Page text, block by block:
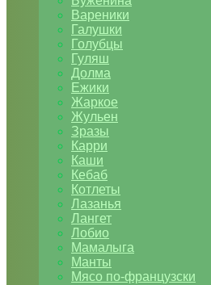
Вареники
Галушки
Голубцы
Гуляш
Долма
Ежики
Жаркое
Жульен
Зразы
Карри
Каши
Кебаб
Котлеты
Лазанья
Лангет
Лобио
Мамалыга
Манты
Мясо по-французски